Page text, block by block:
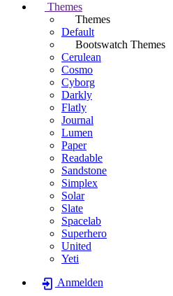
Themes
Themes
Default
Bootswatch Themes
Cerulean
Cosmo
Cyborg
Darkly
Flatly
Journal
Lumen
Paper
Readable
Sandstone
Simplex
Solar
Slate
Spacelab
Superhero
United
Yeti
Anmelden